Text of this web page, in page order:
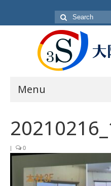
Search
for:
Menu
方針・概要
活動内容
活動日
| 0